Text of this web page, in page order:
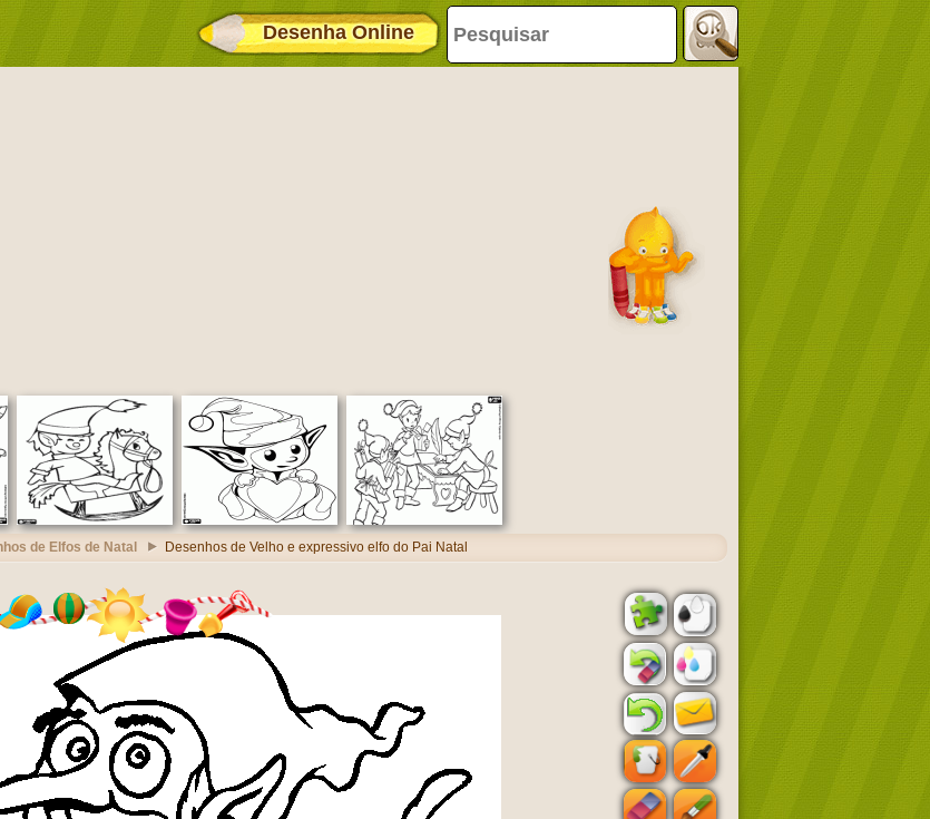
Desenha Online
de Elfos de Natal Desenhos de Velho e expressivo elfo do Pai Natal